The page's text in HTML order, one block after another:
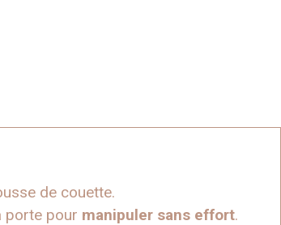
de couette.
porte pour manipuler sans effort.